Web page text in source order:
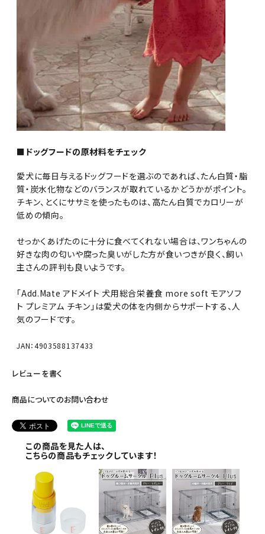
■ドッグフードの原材料をチェック
愛犬に毎日与えるドッグフードを選ぶのであれば、たん白質・脂
質・炭水化物などのバランスが取れているかどうかがポイント。
チキン、とくにササミを使ったものは、高たん白質でカロリーが
低めの傾向。
せっかくあげたのに十分に食べてくれない場合は、ワンちゃんの
好きな肉の匂いや腐った臭いがした方が食いつきが良く、飼い
主さんの評判も良いようです。
「Add.Mate アドメイト 犬用総合栄養食 more soft モアソフ
ト プレミアム チキン」は愛犬の体を内側からサポートする、人
気のフードです。
JAN：4903588137433
レビューを書く
商品についてのお問い合わせ
この商品を見た人は、
こちらの商品もチェックしています！